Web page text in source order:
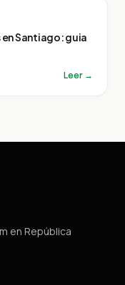
Santiago: guia
Leer →
en República